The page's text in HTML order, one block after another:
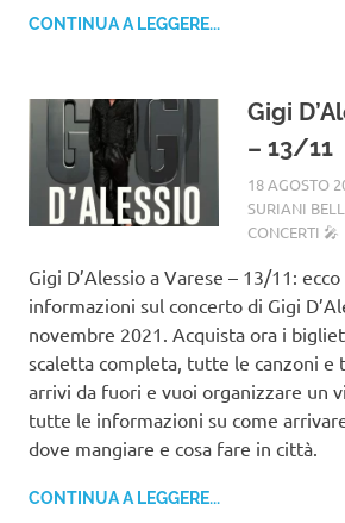
CONTINUA A LEGGERE...
Gigi
– 13/11
18 AGOSTO
SURIANI
CONCERTI 🎤
Gigi D’Alessio a Varese – 13/11:
informazioni sul concerto di Gigi
novembre 2021. Acquista ora i
scaletta completa, tutte le canzoni e
arrivi da fuori e vuoi organizzare un
tutte le informazioni su come
dove mangiare e cosa fare in città.
CONTINUA A LEGGERE...